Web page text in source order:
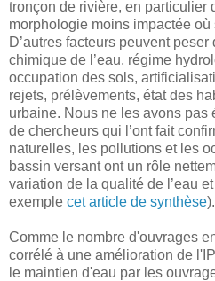
tronçon de rivière, en particulier
morphologie moins impactée où
D’autres facteurs peuvent
chimique de l’eau, régime
occupation des sols,
rejets, prélèvements, état des
urbaine. Nous ne les avons pas
de chercheurs qui l’ont fait
naturelles, les pollutions et les
bassin versant ont un rôle
variation de la qualité de l’eau
exemple cet article de synthèse).
Comme le nombre d'ouvrages
corrélé à une amélioration de
le maintien d'eau par les